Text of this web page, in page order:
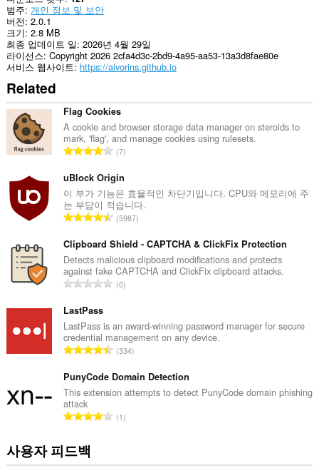
은
탭
및
탐
색
활
동
에
액
세
스
할
수
있
니
다.
범주 개인 정보 및 보안
버전 2.0.1
크기 2.8 MB
최종 업데이트 일 2026년 4월 29일
라이선스 Copyright 2026 2cfa4d3c-2bd9-4a95-aa53-13a3d8fae80e
서비스 웹사이트 https://aivorins.github.io
Related
Flag Cookies
A cookie and browser storage data manager on steroids to
mark, 'flag', and manage cookies using rulesets.
총
급
수
:
7
uBlock Origin
이 부가 기능은 효율적인 차단기입니다. CPU와 메모리에 주
는 부담이 적습니다.
총
급
수
:
5987
Clipboard Shield - CAPTCHA & ClickFix Protection
Detects malicious clipboard modifications and protects
against fake CAPTCHA and ClickFix clipboard attacks.
총
수
:
0
LastPass
LastPass is an award-winning password manager for secure
credential management on any device.
총
급
수
334
PunyCode Domain Detection
This extension attempts to detect PunyCode domain phishing
attack
총
1
사용자 피드백